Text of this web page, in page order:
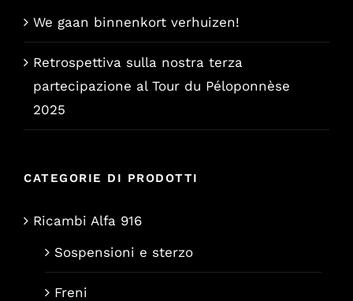
We gaan binnenkort verhuizen!
Retrospettiva sulla nostra terza
partecipazione al Tour du Péloponnèse
2025
CATEGORIE DI PRODOTTI
Ricambi Alfa 916
Sospensioni e sterzo
Freni